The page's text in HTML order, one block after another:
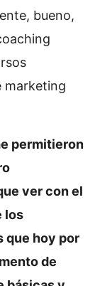
bueno,
marketing
permitieron
ver con el
los
que hoy por
de